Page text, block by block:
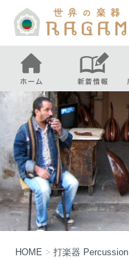
HOME >打楽器 Percussion